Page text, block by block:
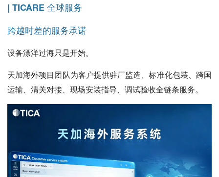
| TICARE 全球服务
跨越时差的服务承诺
设备漂洋过海只是开始。
天加海外项目团队为客户提供驻厂监造、标准化包装、跨国
运输、清关对接、现场安装指导、调试验收全链条服务。